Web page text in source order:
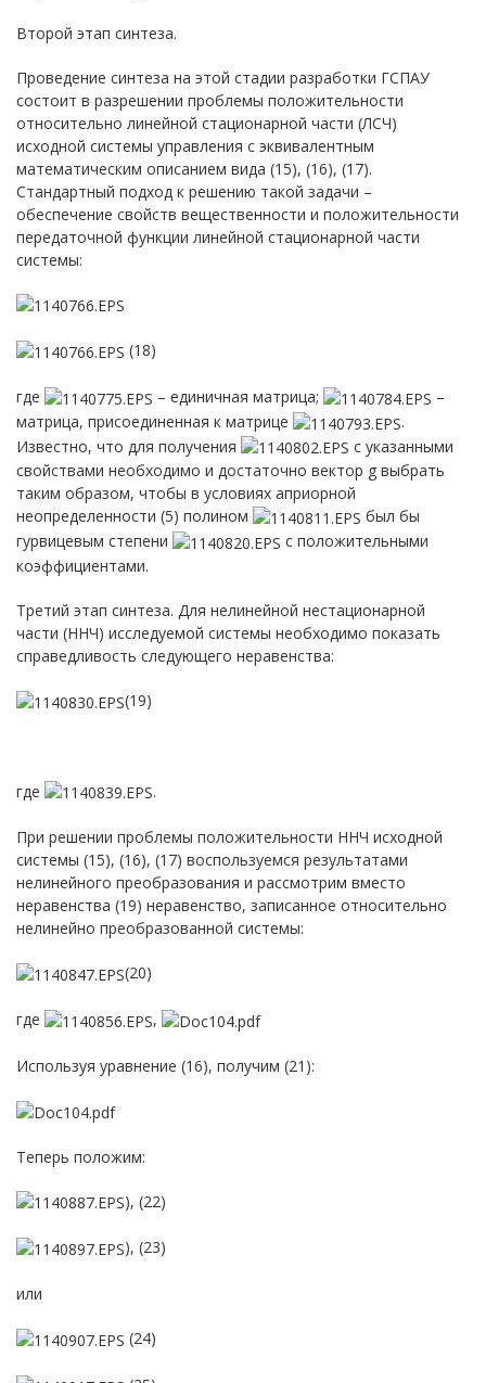
Второй этап синтеза.
Проведение синтеза на этой стадии разработки ГСПАУ
состоит в разрешении проблемы положительности
относительно линейной стационарной части (ЛСЧ)
исходной системы управления с эквивалентным
математическим описанием вида (15), (16), (17).
Стандартный подход к решению такой задачи –
обеспечение свойств вещественности и положительности
передаточной функции линейной стационарной части
системы:
(18)
где – единичная матрица;
–
матрица, присоединенная к матрице
.
Известно, что для получения
с указанными
свойствами необходимо и достаточно вектор g выбрать
таким образом, чтобы в условиях априорной
неопределенности (5) полином
был бы
гурвицевым степени
с положительными
коэффициентами.
Третий этап синтеза. Для нелинейной нестационарной
части (ННЧ) исследуемой системы необходимо показать
справедливость следующего неравенства:
(19)
где .
При решении проблемы положительности ННЧ исходной
системы (15), (16), (17) воспользуемся результатами
нелинейного преобразования и рассмотрим вместо
неравенства (19) неравенство, записанное относительно
нелинейно преобразованной системы:
(20)
где ,
Используя уравнение (16), получим (21):
Теперь положим:
), (22)
), (23)
или
(24)